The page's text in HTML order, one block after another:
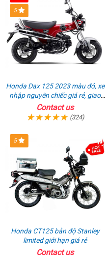
5
Honda Dax 125 2023 màu đỏ, xe
nhập nguyên chiếc giá rẻ, giao
hồ sơ ngay
Contact us
(324)
5
Honda CT125 bản độ Stanley
limited giới hạn giá rẻ
Contact us